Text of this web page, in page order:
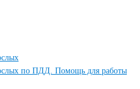
по ПДД. Помощь для работы